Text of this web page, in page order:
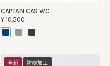
CAPTAIN CAS WC
¥10,500
全新 防曬加工